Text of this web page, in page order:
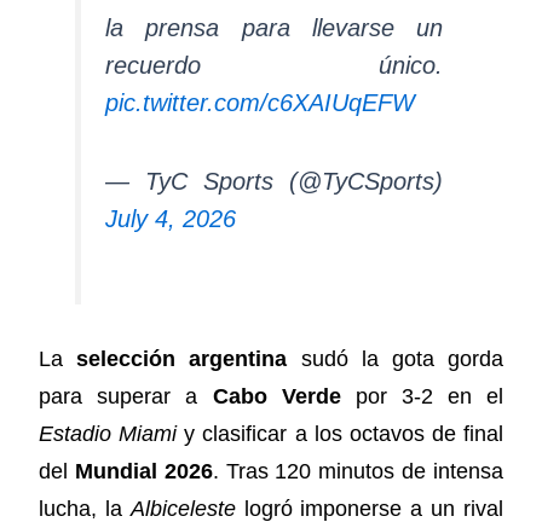
la prensa para llevarse un
recuerdo único.
pic.twitter.com/c6XAIUqEFW
— TyC Sports (@TyCSports)
July 4, 2026
Laselección argentina sudó la gota gorda
para superar a Cabo Verdepor 3-2 en el
Estadio Miamiy clasificar a los octavos de final
del Mundial 2026. Tras 120 minutos de intensa
lucha, la Albicelestelogró imponerse a un rival